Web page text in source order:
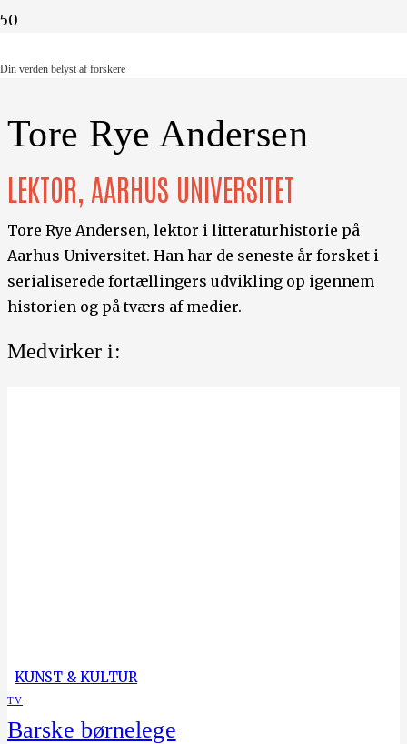
Din verden belyst af forskere
Tore Rye Andersen
LEKTOR, AARHUS UNIVERSITET
Tore Rye Andersen, lektor i litteraturhistorie på
Aarhus Universitet. Han har de seneste år forsket i
serialiserede fortællingers udvikling op igennem
historien og på tværs af medier.
Medvirker i:
KUNST & KULTUR
TV
Barske børnelege